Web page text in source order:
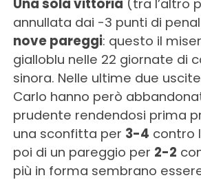
Una sola vittoria (tra l’altro
annullata dai -3 punti di
nove pareggi: questo il
gialloblu nelle 22 giornate di
sinora. Nelle ultime due
Carlo hanno però
prudente rendendosi prima
una sconfitta per 3-4 contro
poi di un pareggio per 2-2
più in forma sembrano